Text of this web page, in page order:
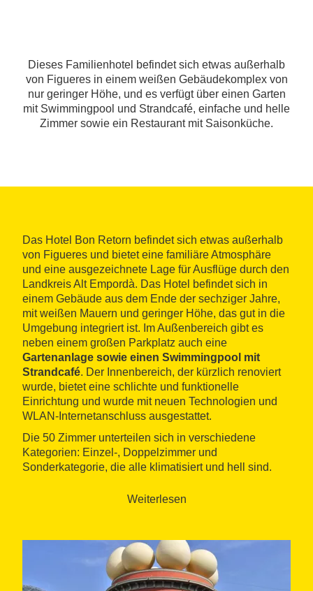
Dieses Familienhotel befindet sich etwas außerhalb
von Figueres in einem weißen Gebäudekomplex von
nur geringer Höhe, und es verfügt über einen Garten
mit Swimmingpool und Strandcafé, einfache und helle
Zimmer sowie ein Restaurant mit Saisonküche.
Das Hotel Bon Retorn befindet sich etwas außerhalb
von Figueres und bietet eine familiäre Atmosphäre
und eine ausgezeichnete Lage für Ausflüge durch den
Landkreis Alt Empordà. Das Hotel befindet sich in
einem Gebäude aus dem Ende der sechziger Jahre,
mit weißen Mauern und geringer Höhe, das gut in die
Umgebung integriert ist. Im Außenbereich gibt es
neben einem großen Parkplatz auch eine
Gartenanlage sowie einen Swimmingpool mit
Strandcafé. Der Innenbereich, der kürzlich renoviert
wurde, bietet eine schlichte und funktionelle
Einrichtung und wurde mit neuen Technologien und
WLAN-Internetanschluss ausgestattet.
Die 50 Zimmer unterteilen sich in verschiedene
Kategorien: Einzel-, Doppelzimmer und
Sonderkategorie, die alle klimatisiert und hell sind.
eine gute Ausstattung, die eine Minibar und
mit drei klimatisierten Sälen bietet eine Küche mit
Gerichten, die aus saisonalen Produkten zubereitet
werden. Die Weitläufigkeit der Speisesäle, die eine
Kapazität für 250 Personen bieten, ermöglichen auch
Weiterlesen